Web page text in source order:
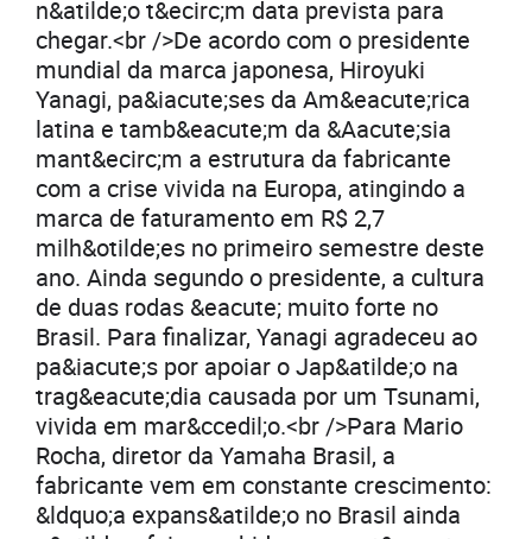
n&atilde;o t&ecirc;m data prevista para
chegar.<br />De acordo com o presidente
mundial da marca japonesa, Hiroyuki
Yanagi, pa&iacute;ses da Am&eacute;rica
latina e tamb&eacute;m da &Aacute;sia
mant&ecirc;m a estrutura da fabricante
com a crise vivida na Europa, atingindo a
marca de faturamento em R$ 2,7
milh&otilde;es no primeiro semestre deste
ano. Ainda segundo o presidente, a cultura
de duas rodas &eacute; muito forte no
Brasil. Para finalizar, Yanagi agradeceu ao
pa&iacute;s por apoiar o Jap&atilde;o na
trag&eacute;dia causada por um Tsunami,
vivida em mar&ccedil;o.<br />Para Mario
Rocha, diretor da Yamaha Brasil, a
fabricante vem em constante crescimento:
&ldquo;a expans&atilde;o no Brasil ainda